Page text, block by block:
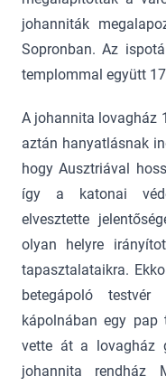
johanniták
Sopronban. Az
templommal együtt
A johannita lovagház
aztán hanyatlásnak
hogy Ausztriával
így a katonai
elvesztette
olyan helyre
tapasztalataikra.
betegápoló
kápolnában egy pap
vette át a lovagház
johannita rendház